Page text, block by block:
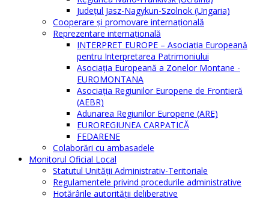
Judeţul Jasz-Nagykun-Szolnok (Ungaria)
Cooperare şi promovare internaţională
Reprezentare internaţională
INTERPRET EUROPE – Asociația Europeană
pentru Interpretarea Patrimoniului
Asociația Europeană a Zonelor Montane -
EUROMONTANA
Asociația Regiunilor Europene de Frontieră
(AEBR)
Adunarea Regiunilor Europene (ARE)
EUROREGIUNEA CARPATICĂ
FEDARENE
Colaborări cu ambasadele
Monitorul Oficial Local
Statutul Unităţii Administrativ-Teritoriale
Regulamentele privind procedurile administrative
Hotărârile autorităţii deliberative